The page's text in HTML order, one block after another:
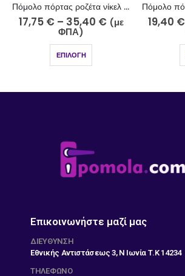
Πόμολο πόρτας ροζέτα νίκελ σατινέ 255-17/2
17,75 € – 35,40 € (με
ΦΠΑ)
ΕΠΙΛΟΓΉ
19,40 €
Επικοινωνήστε μαζί μας
ΔΙΕΎΘΥΝΣΗ
Εθνικής Αντιστάσεως 3, Ν Ιωνία Τ.Κ 14234
ΤΗΛΕΦΩΝΟ